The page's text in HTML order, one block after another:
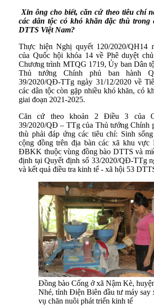
Xin ông cho biết, căn cứ theo tiêu chí
các dân tộc có khó khăn đặc thù trong
DTTS Việt Nam?
Thực hiện Nghị quyết 120/2020/QH14
của Quốc hội khóa 14 về Phê duyệt
Chương trình MTQG 1719, Ủy ban Dân
Thủ tướng Chính phủ ban hành
39/2020/QĐ-TTg ngày 31/12/2020 về
các dân tộc còn gặp nhiều khó khăn, có
giai đoạn 2021-2025.
Căn cứ theo khoản 2 Điều 3 của
39/2020/QĐ – TTg của Thủ tướng Chính
thù phải đáp ứng các tiêu chí: Sinh
cộng đồng trên địa bàn các xã khu vực
ĐBKK thuộc vùng đồng bào DTTS và
định tại Quyết định số 33/2020/QĐ-TTg
và kết quả điều tra kinh tế - xã hội 53
Đồng bào Cống ở xã Nậm Kè,
Nhé, tỉnh Điện Biên đầu tư máy say
vụ chăn nuôi phát triển kinh tế